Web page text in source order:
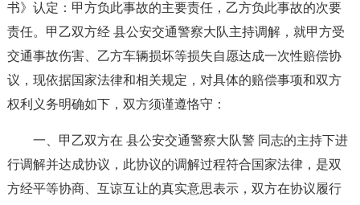
书》认定：甲方负此事故的主要责任，乙方负此事故的次要
责任。甲乙双方经 县公安交通警察大队主持调解，就甲方受
交通事故伤害、乙方车辆损坏等损失自愿达成一次性赔偿协
议，现依据国家法律和相关规定，对具体的赔偿事项和双方
权利义务明确如下，双方须谨遵恪守：
一、甲乙双方在 县公安交通警察大队警 同志的主持下进
行调解并达成协议，此协议的调解过程符合国家法律，是双
方经平等协商、互谅互让的真实意思表示，双方在协议履行